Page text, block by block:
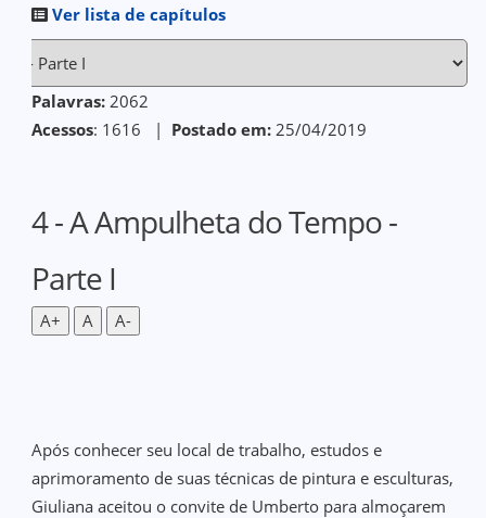
Ver lista de capítulos
Palavras: 2062
Acessos: 1616 | Postado em: 25/04/2019
4 - A Ampulheta do Tempo -
Parte I
A+ A A-
Após conhecer seu local de trabalho, estudos e
aprimoramento de suas técnicas de pintura e esculturas,
Giuliana aceitou o convite de Umberto para almoçarem